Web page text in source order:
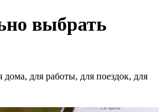
выбрать
для работы, для поездок, для